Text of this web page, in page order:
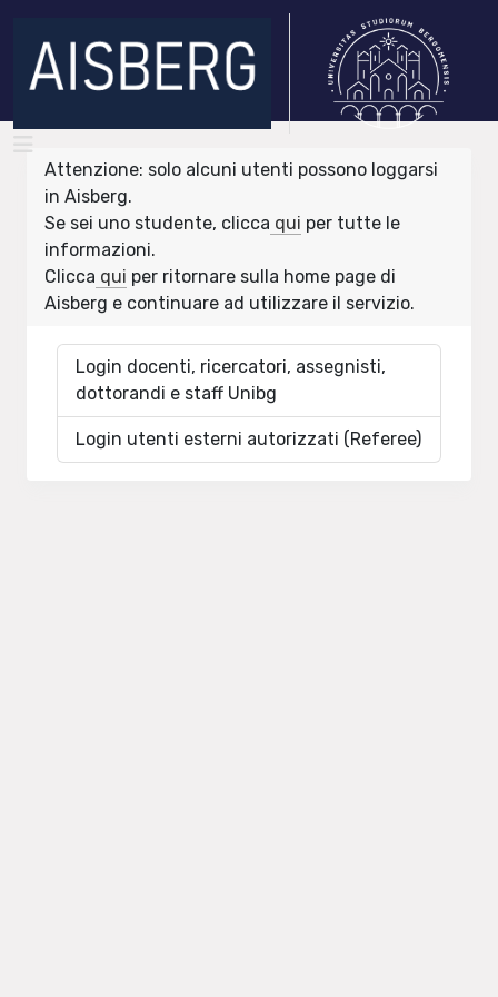
Attenzione: solo alcuni utenti possono loggarsi
in Aisberg.
Se sei uno studente, clicca qui per tutte le
informazioni.
Clicca qui per ritornare sulla home page di
Aisberg e continuare ad utilizzare il servizio.
Login docenti, ricercatori, assegnisti,
dottorandi e staff Unibg
Login utenti esterni autorizzati (Referee)